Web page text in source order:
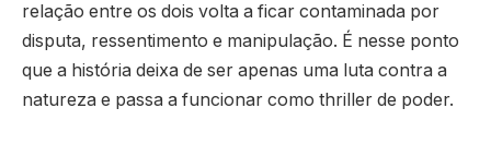
relação entre os dois volta a ficar contaminada por
disputa, ressentimento e manipulação. É nesse ponto
que a história deixa de ser apenas uma luta contra a
natureza e passa a funcionar como thriller de poder.